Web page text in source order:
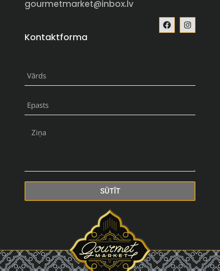
gourmetmarket@inbox.lv
Kontaktforma
SŪTĪT